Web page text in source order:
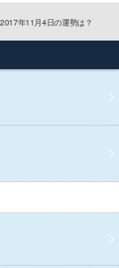
年11月4日の運勢は？